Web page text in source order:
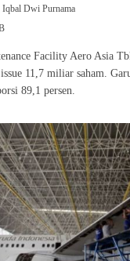
Iqbal Dwi Purnama
Facility Aero Asia
11,7 miliar saham.
89,1 persen.